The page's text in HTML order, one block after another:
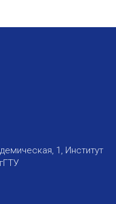
1, Институт